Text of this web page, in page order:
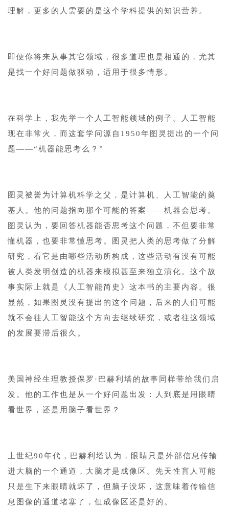
理解，更多的人需要的是这个学科提供的知识营养。
即便你将来从事其它领域，很多道理也是相通的，尤其
是找一个好问题做驱动，适用于很多情形。
在科学上，我先举一个人工智能领域的例子。人工智能
现在非常火，而这套学问源自1950年图灵提出的一个问
题——“机器能思考么？”
图灵被誉为计算机科学之父，是计算机、人工智能的奠
基人。他的问题指向那个可能的答案——机器会思考。
图灵认为，要回答机器能否思考这个问题，不但要非常
懂机器，也要非常懂思考。图灵把人类的思考做了分解
研究，看它是由哪些活动所构成，这些活动有没有可能
被人类发明创造的机器来模拟甚至来独立演化。这个故
事实际上就是《人工智能简史》这本书的主要内容。很
显然，如果图灵没有提出的这个问题，后来的人们可能
就不会往人工智能这个方向去继续研究，或者往这领域
的发展要滞后很久。
美国神经生理教授保罗·巴赫利塔的故事同样带给我们启
发。他的工作也是从一个好问题出发：人到底是用眼睛
看世界，还是用脑子看世界？
上世纪90年代，巴赫利塔认为，眼睛只是外部信息传输
进大脑的一个通道，大脑才是成像区。先天性盲人可能
只是生下来眼睛就坏了，但脑子没坏，这意味着传输信
息图像的通道堵塞了，但成像区还是好的。